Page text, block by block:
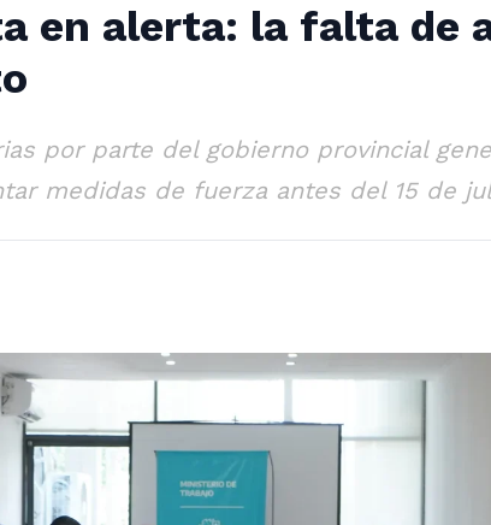
en alerta: la falta de
por parte del gobierno provincial
medidas de fuerza antes del 15 de